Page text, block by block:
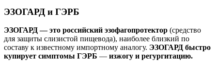
ЭЗОГАРД и ГЭРБ
ЭЗОГАРД — это российский эзофагопротектор (средство
для защиты слизистой пищевода), наиболее близкий по
составу к известному импортному аналогу. ЭЗОГАРД быстро
купирует симптомы ГЭРБ — изжогу и регургитацию.